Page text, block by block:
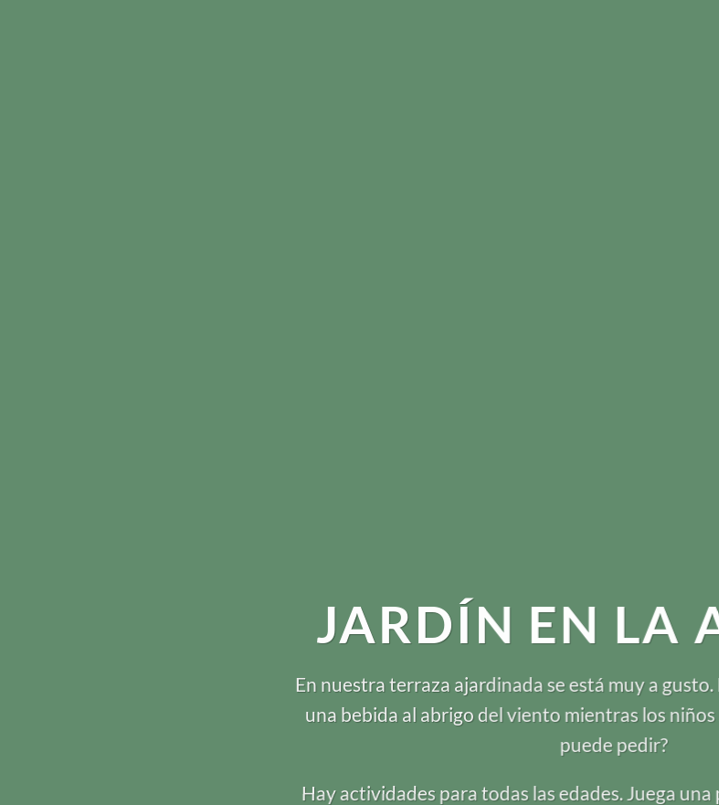
JARDÍN EN LA
En nuestra terraza ajardinada se está muy a
una bebida al abrigo del viento mientras los niños
puede pedir?
Hay actividades para todas las edades. Juega